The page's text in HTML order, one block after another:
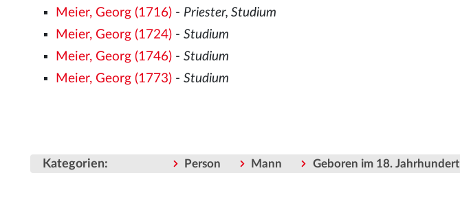
Meier, Georg (1716) - Priester, Studium
Meier, Georg (1724) -Studium
Meier, Georg (1746) -Studium
Meier, Georg (1773) -Studium
Kategorien: Person Mann Geboren im 18. Jahrhundert